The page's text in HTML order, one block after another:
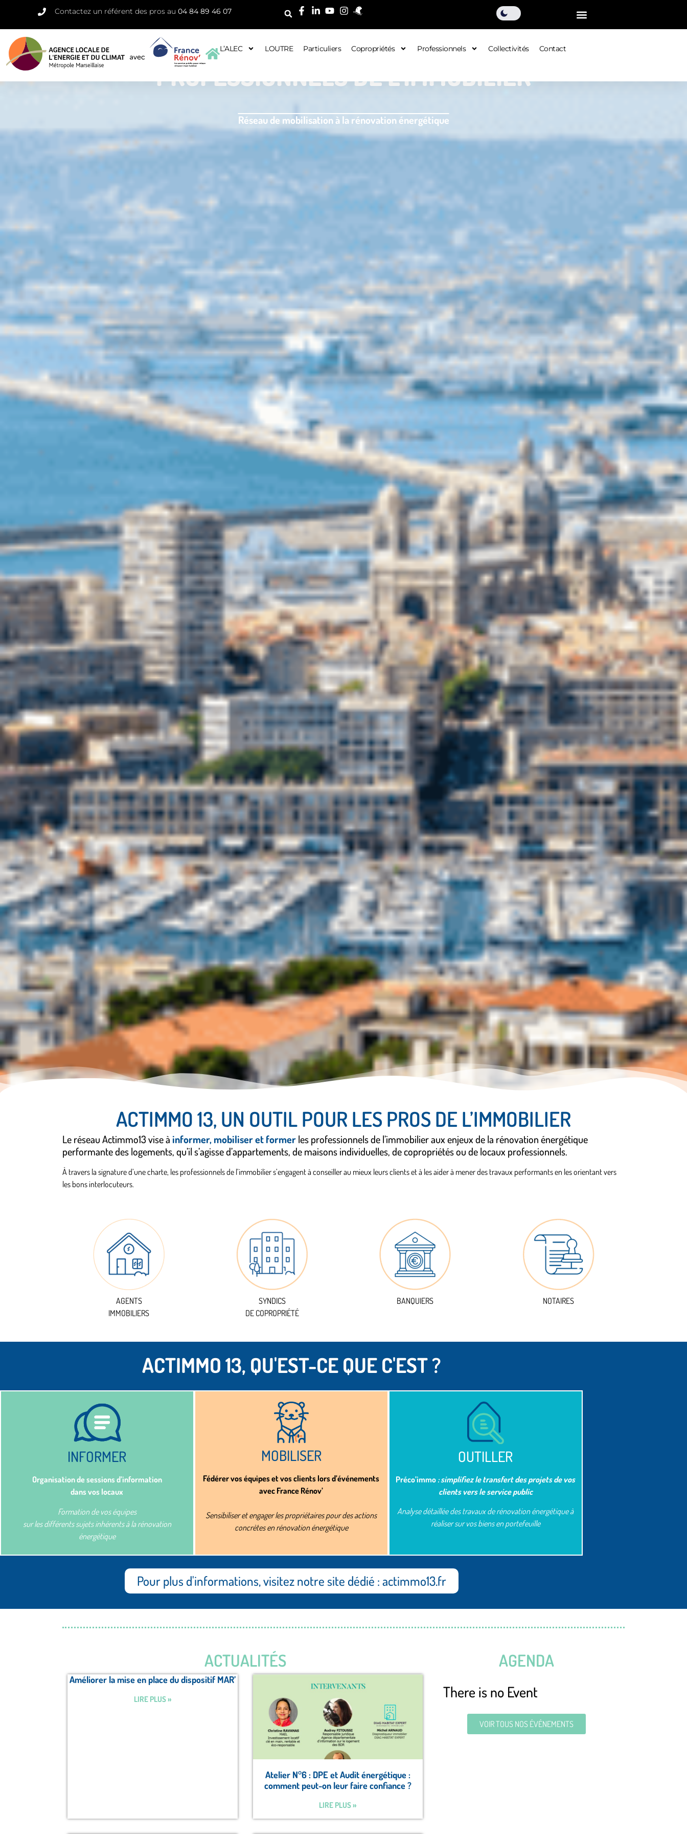
Contactez un référent des pros au 04 84 89 46 07
L’ALEC LOUTRE Particuliers Copropriétés Professionnels Collectivités Contact
PROFESSIONNELS DE L’IMMOBILIER
Réseau de mobilisation à la rénovation énergétique
ACTIMMO 13, UN OUTIL POUR LES PROS DE L’IMMOBILIER
Le réseau Actimmo13 vise à informer, mobiliser et formerles professionnels de l’immobilier aux enjeux de la rénovation énergétique
performante des logements, qu’il s’agisse d’appartements, de maisons individuelles, de copropriétés ou de locaux professionnels.
À travers la signature d’une charte, les professionnels de l’immobilier s’engagent à conseiller au mieux leurs clients et à les aider à mener des travaux performants en les orientant vers
les bons interlocuteurs.
AGENTS
IMMOBILIERS
SYNDICS
DE COPROPRIÉTÉ
BANQUIERS NOTAIRES
ACTIMMO 13, QU'EST-CE QUE C'EST ?
INFORMER​
Organisation de sessions d’information
dans vos locaux
Formation de vos équipes
sur les différents sujets inhérents à la rénovation
énergétique
MOBILISER​
Fédérer vos équipes et vos clients lors d’événements
avec France Rénov’
Sensibiliser et engager les propriétaires pour des actions
concrètes en rénovation énergétique
OUTILLER
Préco’immo : simplifiez le transfert des projets de vos
clients vers le service public
Analyse détaillée des travaux de rénovation énergétique à
réaliser sur vos biens en portefeuille
Pour plus d'informations, visitez notre site dédié : actimmo13.fr
ACTUALITÉS
Améliorer la mise en place du dispositif MAR’
LIRE PLUS »
Atelier N°6 : DPE et Audit énergétique :
comment peut-on leur faire confiance ?
LIRE PLUS »
AGENDA
There is no Event
VOIR TOUS NOS ÉVÉNEMENTS